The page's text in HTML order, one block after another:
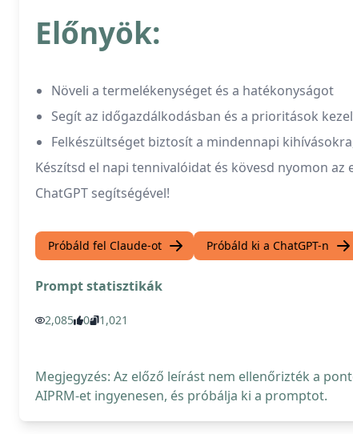
Előnyök:
Növeli a termelékenységet és a hatékonyságot
Segít az időgazdálkodásban és a prioritások
Felkészültséget biztosít a mindennapi
Készítsd el napi tennivalóidat és kövesd nyomon
ChatGPT segítségével!
Próbáld fel Claude-ot Próbáld ki a ChatGPT-n
Prompt statisztikák
2,085 0 1,021
Megjegyzés: Az előző leírást nem ellenőrizték a
AIPRM-et ingyenesen, és próbálja ki a promptot.